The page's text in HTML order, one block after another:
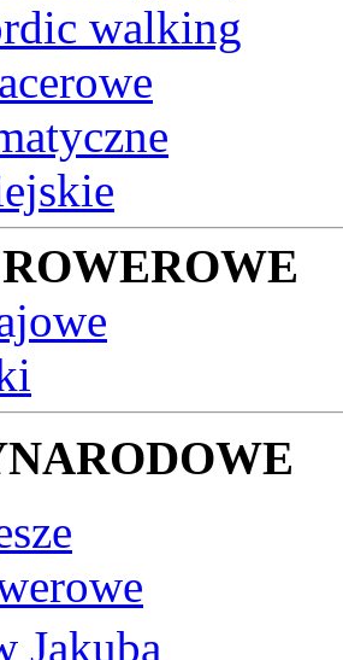
walking
Jakuba